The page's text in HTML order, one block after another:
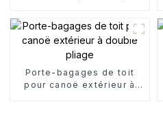
Porte-bagages de toit
pour canoë extérieur à